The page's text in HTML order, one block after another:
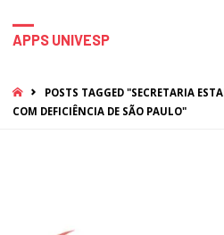
APPS UNIVESP
HOMEPOSTS TAGGED "SECRETARIA
COM DEFICIÊNCIA DE SÃO PAULO"